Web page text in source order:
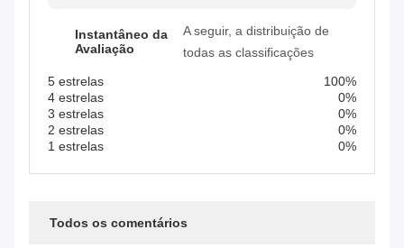
Instantâneo da
Avaliação
A seguir, a distribuição de
todas as classificações
5 estrelas
100%
4 estrelas
0%
3 estrelas
0%
2 estrelas
0%
1 estrelas
0%
Todos os comentários